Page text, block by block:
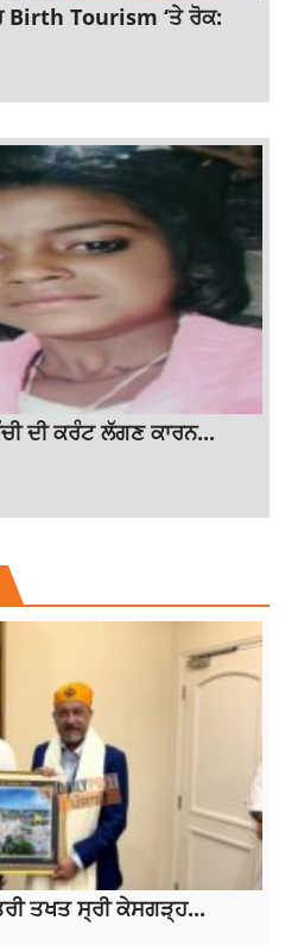
Birth Tourism ‘ਤੇ ਰੋਕ:
ਦੀ ਕਰੰਟ ਲੱਗਣ ਕਾਰਨ...
ਤਖਤ ਸ੍ਰੀ ਕੇਸਗੜ੍ਹ...